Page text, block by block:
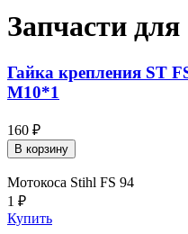
Запчасти
Гайка крепления ST
М10*1
160 ₽
В корзину
Мотокоса Stihl FS 94
1 ₽
Купить